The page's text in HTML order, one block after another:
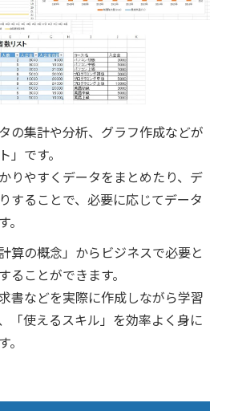
の集計や分析、グラフ作成などが
」です。
りやすくデータをまとめたり、デ
することで、必要に応じてデータ
算の概念」からビジネスで必要と
ることができます。
書などを実際に作成しながら学習
「使えるスキル」を効率よく身に